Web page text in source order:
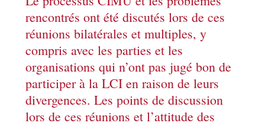
rencontrés ont été discutés lors de ces
réunions bilatérales et multiples, y
compris avec les parties et les
organisations qui n’ont pas jugé bon de
participer à la LCI en raison de leurs
divergences. Les points de discussion
lors de ces réunions et l’attitude des